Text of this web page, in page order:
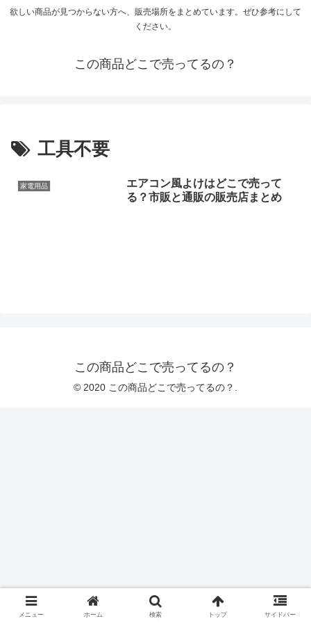
欲しい商品が見つからない方へ、販売場所をまとめています。ぜひ参考にして
ください。
この商品どこで売ってるの？
工具不要
家電用品
エアコン風よけはどこで売って
る？市販と通販の販売店まとめ
この商品どこで売ってるの？
© 2020 この商品どこで売ってるの？.
メニュー ホーム 検索 トップ サイドバー